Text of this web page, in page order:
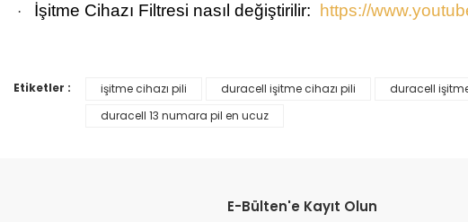
· İşitme Cihazı Filtresi nasıl değiştirilir: https://
Bu ürünün fiyat bilgisi, resim, ürün açıklamalarında ve diğer konularda
Görüş ve önerileriniz için teşekkür ederiz.
Ürün bilgilerinde hatalar bulunuyor.
Etiketler : işitme cihazı pili duracell işitme cihazı pili duracell
duracell 13 numara pil en ucuz
E-Bülten'e Kayıt Olun